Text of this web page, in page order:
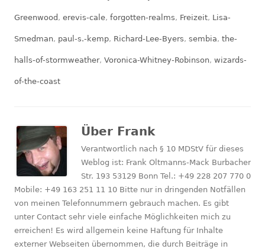
Greenwood , erevis-cale, forgotten-realms, Freizeit, Lisa-
Smedman, paul-s.-kemp, Richard-Lee-Byers, sembia, the-
halls-of-stormweather, Voronica-Whitney-Robinson, wizards-
of-the-coast
Über Frank
Verantwortlich nach § 10 MDStV für dieses
Weblog ist: Frank Oltmanns-Mack Burbacher
Str. 193 53129 Bonn Tel.: +49 228 207 770 0
Mobile: +49 163 251 11 10 Bitte nur in dringenden Notfällen
von meinen Telefonnummern gebrauch machen. Es gibt
unter Contact sehr viele einfache Möglichkeiten mich zu
erreichen! Es wird allgemein keine Haftung für Inhalte
externer Webseiten übernommen, die durch Beiträge in